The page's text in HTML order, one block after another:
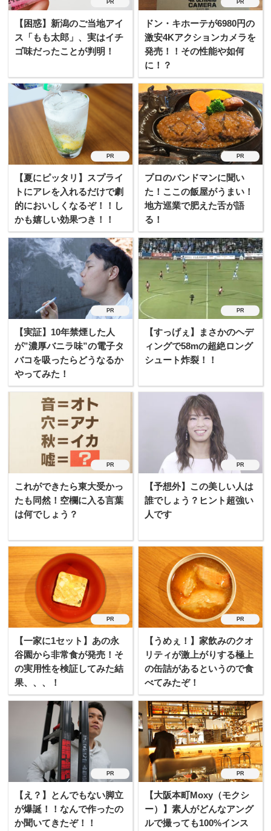
【困惑】新潟のご当地アイ
ス「もも太郎」、実はイチ
ゴ味だったことが判明！
PR
ドン・キホーテが6980円の
激安4Kアクションカメラを
発売！！その性能や如何
に！？
PR
【夏にピッタリ】スプライ
トにアレを入れるだけで劇
的においしくなるぞ！！し
かも嬉しい効果つき！！
PR
プロのバンドマンに聞い
た！ここの飯屋がうまい！
地方巡業で肥えた舌が語
る！
PR
【実証】10年禁煙した人
が”濃厚バニラ味”の電子タ
バコを吸ったらどうなるか
やってみた！
PR
【すっげぇ】まさかのヘデ
ィングで58mの超絶ロング
シュート炸裂！！
PR
これができたら東大受かっ
たも同然！空欄に入る言葉
は何でしょう？
PR
【予想外】この美しい人は
誰でしょう？ヒント超強い
人です
PR
【一家に1セット】あの永
谷園から非常食が発売！そ
の実用性を検証してみた結
果、、、！
PR
【うめぇ！】家飲みのクオ
リティが激上がりする極上
の缶詰があるというので食
べてみたぞ！
PR
【え？】とんでもない脚立
が爆誕！！なんで作ったの
か聞いてきたぞ！！
PR
【大阪本町Moxy（モクシ
ー）】素人がどんなアング
ルで撮っても100%インス
PR